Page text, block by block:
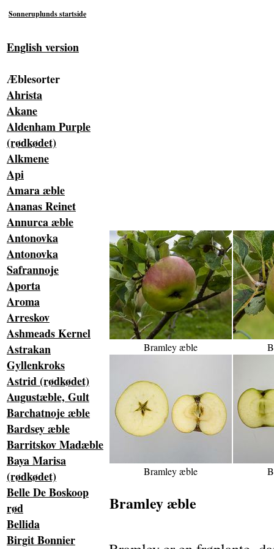
Sonneruplunds startside
English version
Æblesorter
Ahrista
Akane
Aldenham Purple
(rødkødet)
Alkmene
Api
Amara æble
Ananas Reinet
Annurca æble
Antonovka
Antonovka
Safrannoje
Aporta
Aroma
Arreskov
Ashmeads Kernel
Astrakan
Gyllenkroks
Astrid (rødkødet)
Augustæble, Gult
Barchatnoje æble
Bardsey æble
Barritskov Madæble
Baya Marisa
(rødkødet)
Belle De Boskoop
rød
Bellida
Birgit Bonnier
Bramley æble
Bramley æble
Bramley æble